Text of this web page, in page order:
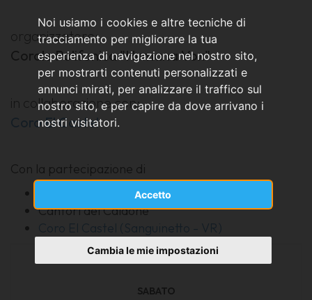
Noi usiamo i cookies e altre tecniche di
tracciamento per migliorare la tua
esperienza di navigazione nel nostro sito,
per mostrarti contenuti personalizzati e
annunci mirati, per analizzare il traffico sul
nostro sito, e per capire da dove arrivano i
nostri visitatori.
Accetto
Cambia le mie impostazioni
organizzatore:
Corale Polifonica "Humana Vox"
in collaborazione con:
Coro El Castel
Con la partecipazione di
Corale Polifonica "Humana Vox"
Cantori del Caldone
Coro El Castel (Sanguinetto - VR)
SABATO